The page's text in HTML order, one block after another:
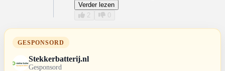
Verder lezen
2
0
GESPONSORD
Stekkerbatterij.nl
Gesponsord